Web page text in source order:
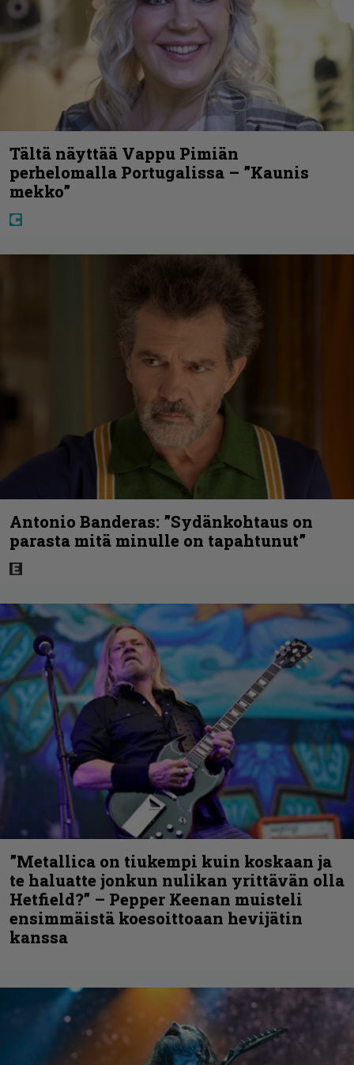
Tältä näyttää Vappu Pimiän
perhelomalla Portugalissa – ”Kaunis
mekko”
Antonio Banderas: ”Sydänkohtaus on
parasta mitä minulle on tapahtunut”
”Metallica on tiukempi kuin koskaan ja
te haluatte jonkun nulikan yrittävän olla
Hetfield?” – Pepper Keenan muisteli
ensimmäistä koesoittoaan hevijätin
kanssa